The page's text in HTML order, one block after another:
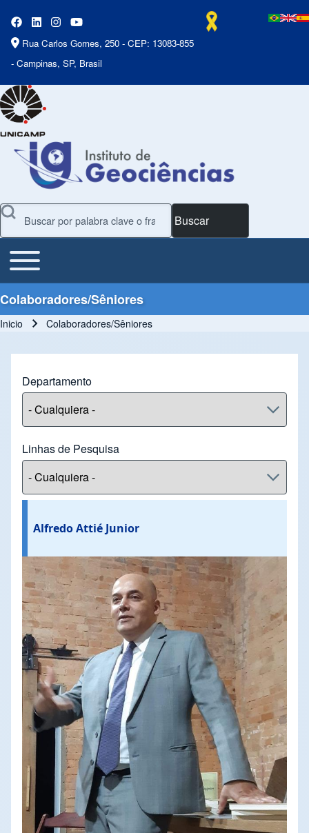
Rua Carlos Gomes, 250 - CEP: 13083-855
- Campinas, SP, Brasil
Buscar
Main Menu
Toggle main menu
Colaboradores/Sêniores
Inicio Colaboradores/Sêniores
Departamento
Linhas de Pesquisa
Alfredo Attié Junior